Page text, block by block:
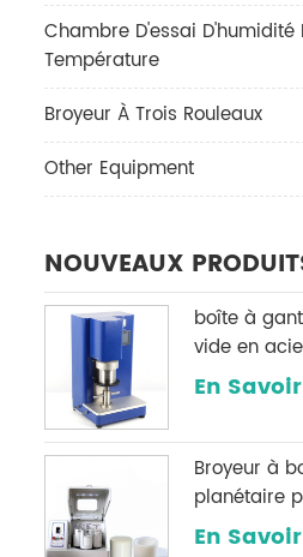
Chambre D'essai D'humidité
Température
Broyeur À Trois Rouleaux
Other Equipment
NOUVEAUX
boîte à
vide en
inoxydable
purification
En
Broyeur à
planétaire
broyage de
En